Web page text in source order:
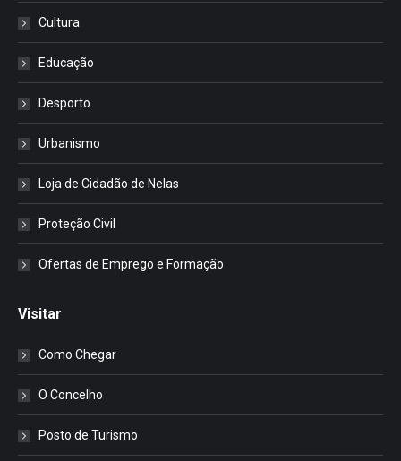
Cultura
Educação
Desporto
Urbanismo
Loja de Cidadão de Nelas
Proteção Civil
Ofertas de Emprego e Formação
Visitar
Como Chegar
O Concelho
Posto de Turismo